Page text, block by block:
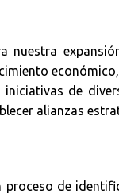
nuestra
de
alianzas
proceso de